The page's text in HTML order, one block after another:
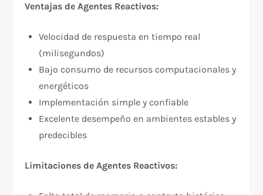
Ventajas de Agentes Reactivos:
Velocidad de respuesta en tiempo real
(milisegundos)
Bajo consumo de recursos computacionales y
energéticos
Implementación simple y confiable
Excelente desempeño en ambientes estables y
predecibles
Limitaciones de Agentes Reactivos: